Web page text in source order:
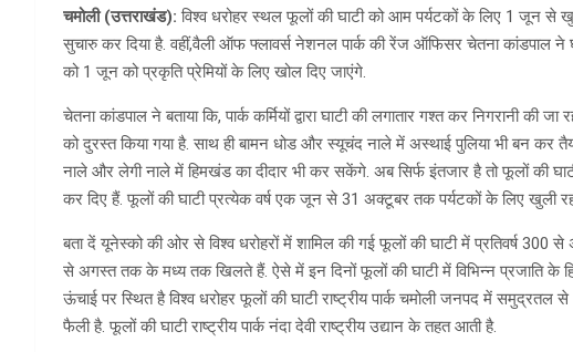
चमोली (उत्तराखंड):विश्व धरोहर स्थल फूलों की घाटी को आम पर्यटकों के लिए 1 जून से
सुचारु कर दिया है. वहीं,वैली ऑफ फ्लावर्स नेशनल पार्क की रेंज ऑफिसर चेतना कांडपाल ने
को 1 जून को प्रकृति प्रेमियों के लिए खोल दिए जाएंगे.
चेतना कांडपाल ने बताया कि, पार्क कर्मियों द्वारा घाटी की लगातार गश्त कर निगरानी की
को दुरस्त किया गया है. साथ ही बामन धोड और स्यूचंद नाले में अस्थाई पुलिया भी बन कर
नाले और लेगी नाले में हिमखंड का दीदार भी कर सकेंगे. अब सिर्फ इंतजार है तो फूलों की
कर दिए हैं. फूलों की घाटी प्रत्येक वर्ष एक जून से 31 अक्टूबर तक पर्यटकों के लिए खुली
बता दें यूनेस्को की ओर से विश्व धरोहरों में शामिल की गई फूलों की घाटी में प्रतिवर्ष
से अगस्त तक के मध्य तक खिलते हैं. ऐसे में इन दिनों फूलों की घाटी में विभिन्न प्रजाति
ऊंचाई पर स्थित है विश्व धरोहर फूलों की घाटी राष्ट्रीय पार्क चमोली जनपद में समुद्रतल
फैली है. फूलों की घाटी राष्ट्रीय पार्क नंदा देवी राष्ट्रीय उद्यान के तहत आती है.